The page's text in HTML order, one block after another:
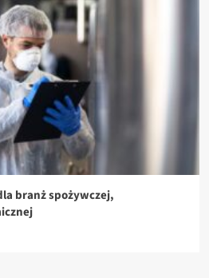
branż spożywczej,